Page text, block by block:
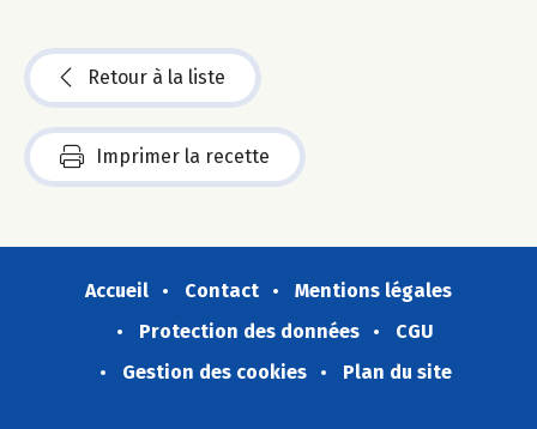
Retour à la liste
Imprimer la recette
Accueil Contact
Mentions légales
Protection des données
CGU
Gestion des cookies
Plan du site